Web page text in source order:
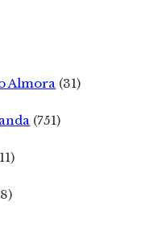
Almora (31)
(751)